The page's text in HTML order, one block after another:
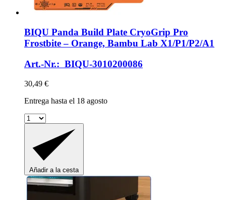
BIQU Panda Build Plate CryoGrip Pro
Frostbite – Orange, Bambu Lab X1/P1/P2/A1
Art.-Nr.: BIQU-3010200086
30,49 €
Entrega hasta el 18 agosto
Añadir a la cesta